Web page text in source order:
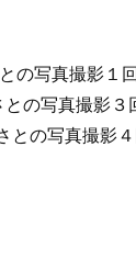
の写真撮影１
の写真撮影３
との写真撮影